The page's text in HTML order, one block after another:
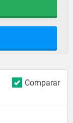
Comparar